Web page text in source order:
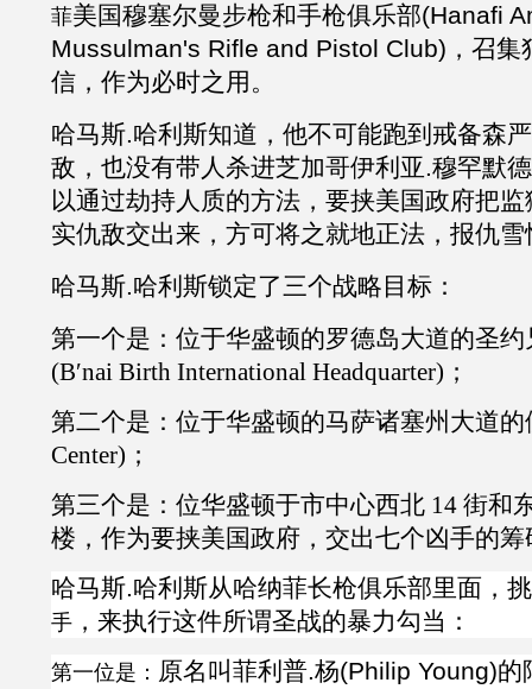
菲美国穆塞尔曼步枪和手枪俱乐部(Hanafi
Mussulman's Rifle and Pistol Club)，召集
信，作为必时之用。
哈马斯.哈利斯知道，他不可能跑到戒备森
敌，也没有带人杀进芝加哥伊利亚.穆罕默
以通过劫持人质的方法，要挟美国政府把
实仇敌交出来，方可将之就地正法，报仇雪
哈马斯.哈利斯锁定了三个战略目标：
第一个是：位于华盛顿的罗德岛大道的圣
(B′nai Birth International Headquarter)；
第二个是：位于华盛顿的马萨诸塞州大道
Center)；
第三个是：位华盛顿于市中心西北 14 街和
楼，作为要挟美国政府，交出七个凶手的筹
哈马斯.哈利斯从哈纳菲长枪俱乐部里面，
手 ，来执行这件所谓圣战的暴力勾当：
第一位是： 原名叫菲利普.杨(Philip Young)的